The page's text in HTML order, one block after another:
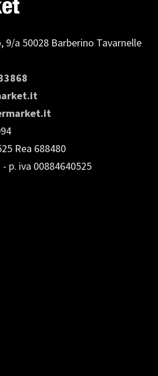
9/a 50028 Barberino Tavarnelle
Rea 688480
- p. iva 00884640525